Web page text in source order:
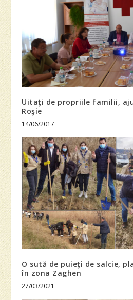
Uitaţi de propriile familii,
Roşie
14/06/2017
O sută de puieţi de salcie,
în zona Zaghen
27/03/2021